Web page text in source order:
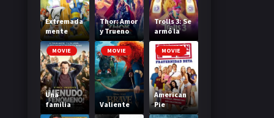
Extremada
mente
Goofy
Thor: Amor
y Trueno
Trolls 3: Se
armó la
banda
MOVIE
Una
familia
numerosa
MOVIE
Valiente
MOVIE
American
Pie
Presenta: